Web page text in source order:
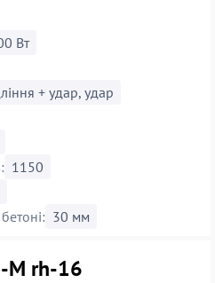
Вт
+ удар, удар
1150
30 мм
M rh-16